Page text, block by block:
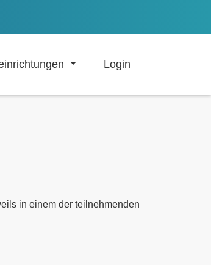
Login
in einem der teilnehmenden